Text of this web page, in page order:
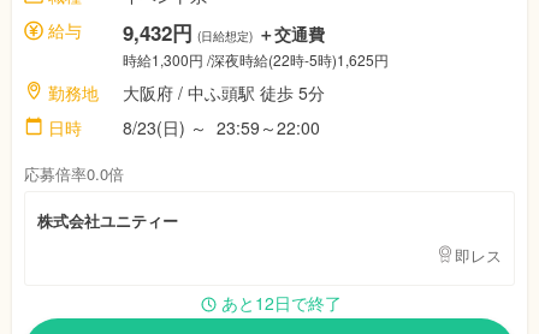
給与
9,432円 (日給想定) ＋交通費
時給1,300円 /深夜時給(22時-5時)1,625円
勤務地
大阪府 / 中ふ頭駅 徒歩 5分
日時
8/23(日) ～ 23:59～22:00
応募倍率0.0倍
株式会社ユニティー
即レス
あと12日で終了